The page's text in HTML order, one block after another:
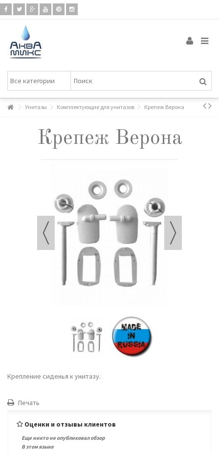
Унитазы Комплектующие для унитазов Крепеж Верона
Крепеж Верона
Крепление сиденья к унитазу.
Печать
Оценки и отзывы клиентов
Еще никто не опубликовал обзор
В этом языке